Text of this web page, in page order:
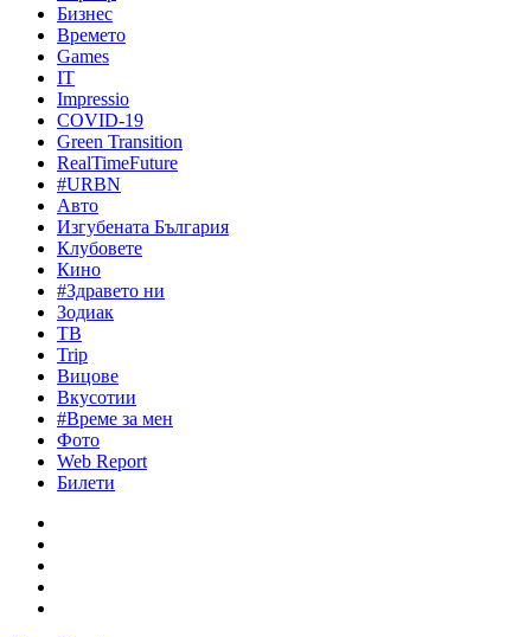
Бизнес
Времето
Games
IT
Impressio
COVID-19
Green Transition
RealTimeFuture
#URBN
Авто
Изгубената България
Клубовете
Кино
#Здравето ни
Зодиак
ТВ
Trip
Вицове
Вкусотии
#Време за мен
Фото
Web Report
Билети